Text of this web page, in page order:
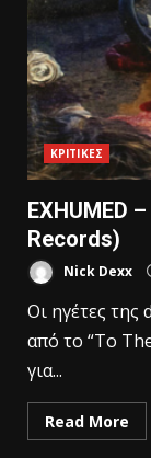
ΚΡΙΤΙΚΕΣ
EXHUMED
Records)
Nick Dexx
Οι ηγέτες
από το “To
για...
Read More